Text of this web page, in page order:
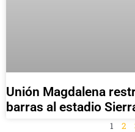
Unión Magdalena
barras al estadio
1 2